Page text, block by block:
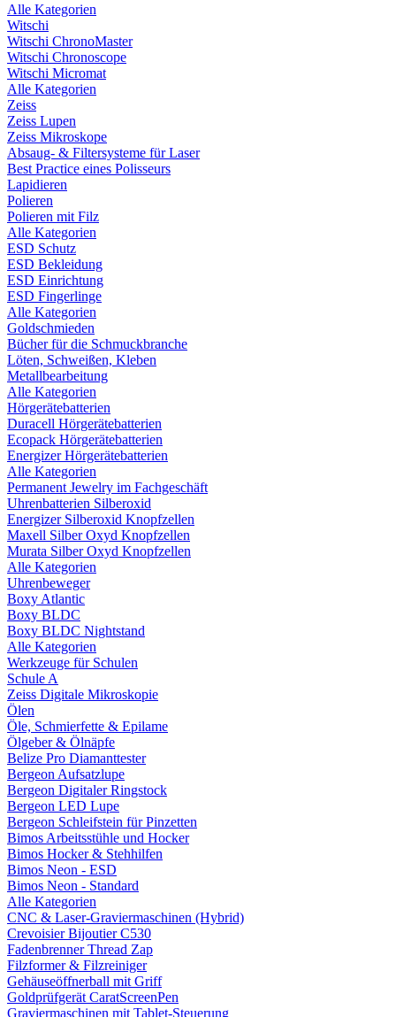
Alle Kategorien
Witschi
Witschi ChronoMaster
Witschi Chronoscope
Witschi Micromat
Alle Kategorien
Zeiss
Zeiss Lupen
Zeiss Mikroskope
Absaug- & Filtersysteme für Laser
Best Practice eines Polisseurs
Lapidieren
Polieren
Polieren mit Filz
Alle Kategorien
ESD Schutz
ESD Bekleidung
ESD Einrichtung
ESD Fingerlinge
Alle Kategorien
Goldschmieden
Bücher für die Schmuckbranche
Löten, Schweißen, Kleben
Metallbearbeitung
Alle Kategorien
Hörgerätebatterien
Duracell Hörgerätebatterien
Ecopack Hörgerätebatterien
Energizer Hörgerätebatterien
Alle Kategorien
Permanent Jewelry im Fachgeschäft
Uhrenbatterien Silberoxid
Energizer Silberoxid Knopfzellen
Maxell Silber Oxyd Knopfzellen
Murata Silber Oxyd Knopfzellen
Alle Kategorien
Uhrenbeweger
Boxy Atlantic
Boxy BLDC
Boxy BLDC Nightstand
Alle Kategorien
Werkzeuge für Schulen
Schule A
Zeiss Digitale Mikroskopie
Ölen
Öle, Schmierfette & Epilame
Ölgeber & Ölnäpfe
Belize Pro Diamanttester
Bergeon Aufsatzlupe
Bergeon Digitaler Ringstock
Bergeon LED Lupe
Bergeon Schleifstein für Pinzetten
Bimos Arbeitsstühle und Hocker
Bimos Hocker & Stehhilfen
Bimos Neon - ESD
Bimos Neon - Standard
Alle Kategorien
CNC & Laser-Graviermaschinen (Hybrid)
Crevoisier Bijoutier C530
Fadenbrenner Thread Zap
Filzformer & Filzreiniger
Gehäuseöffnerball mit Griff
Goldprüfgerät CaratScreenPen
Graviermaschinen mit Tablet-Steuerung